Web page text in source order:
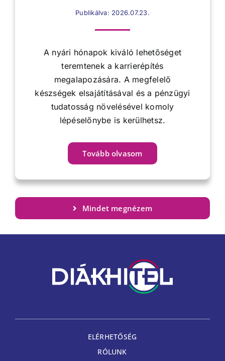
Mindet megnézem
Publikálva: 2026.07.23.
A nyári hónapok kiváló lehetőséget
teremtenek a karrierépítés
megalapozására. A megfelelő
készségek elsajátításával és a pénzügyi
tudatosság növelésével komoly
lépéselőnybe is kerülhetsz.
Tovább olvasom
ELÉRHETŐSÉG
RÓLUNK